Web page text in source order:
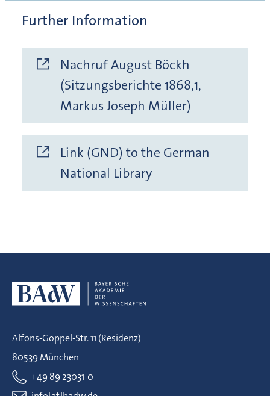
Further Information
Nachruf August Böckh
(Sitzungsberichte 1868,1,
Markus Joseph Müller)
Link (GND) to the German
National Library
Alfons-Goppel-Str. 11 (Residenz)
80539 München
+49 89 23031-0